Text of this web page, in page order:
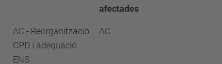
afectades
AC - Reorganització
CPD i adequació
ENS
AC